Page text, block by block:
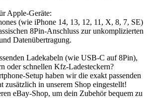
Apple-Geräte:
(wie iPhone 14, 13, 12, 11, X, 8, 7, SE)
8Pin-Anschluss zur unkomplizierten
Datenübertragung.
Ladekabeln (wie USB-C auf 8Pin),
oder schnellen Kfz-Ladesteckern?
Setup haben wir die exakt passenden
zusätzlich in unserem Shop eingestellt!
eBay-Shop, um dein Zubehör bequem zu